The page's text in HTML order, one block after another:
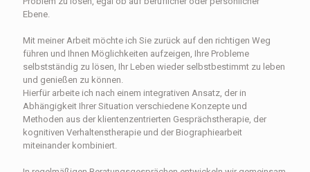
Ebene.
Mit meiner Arbeit möchte ich Sie zurück auf den richtigen Weg
führen und Ihnen Möglichkeiten aufzeigen, Ihre Probleme
selbstständig zu lösen, Ihr Leben wieder selbstbestimmt zu leben
und genießen zu können.
Hierfür arbeite ich nach einem integrativen Ansatz, der in
Abhängigkeit Ihrer Situation verschiedene Konzepte und
Methoden aus der klientenzentrierten Gesprächs­therapie, der
kognitiven Verhaltens­therapie und der Biographiearbeit
miteinander kombiniert.